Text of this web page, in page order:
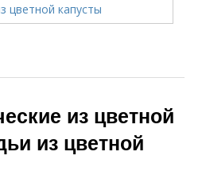
из цветной
из цветной